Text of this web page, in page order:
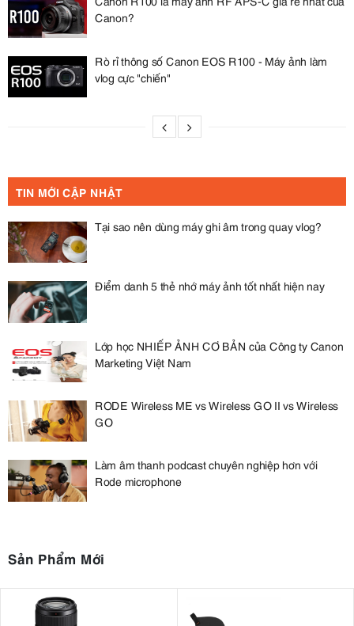
Canon?
Rò rỉ thông số Canon EOS R100 - Máy ảnh làm
vlog cực "chiến"
TIN MỚI CẬP NHẬT
Tại sao nên dùng máy ghi âm trong quay vlog?
Điểm danh 5 thẻ nhớ máy ảnh tốt nhất hiện nay
Lớp học NHIẾP ẢNH CƠ BẢN của Công ty Canon
Marketing Việt Nam
RODE Wireless ME vs Wireless GO II vs Wireless
GO
Làm âm thanh podcast chuyên nghiệp hơn với
Rode microphone
Sản Phẩm Mới